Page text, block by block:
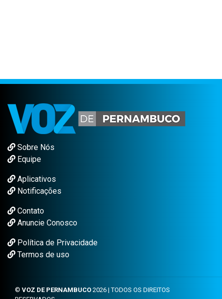
Sobre Nós
Equipe
Aplicativos
Notificações
Contato
Anuncie Conosco
Política de Privacidade
Termos de uso
© VOZ DE PERNAMBUCO 2026 | TODOS OS DIREITOS